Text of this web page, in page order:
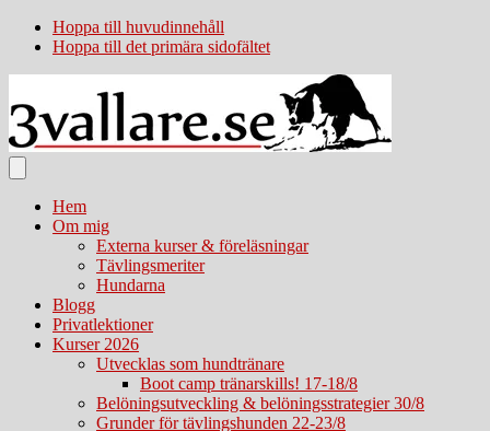
Hoppa till huvudinnehåll
Hoppa till det primära sidofältet
Hem
Om mig
Externa kurser & föreläsningar
Tävlingsmeriter
Hundarna
Blogg
Privatlektioner
Kurser 2026
Utvecklas som hundtränare
Boot camp tränarskills! 17-18/8
Belöningsutveckling & belöningsstrategier 30/8
Grunder för tävlingshunden 22-23/8